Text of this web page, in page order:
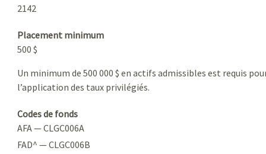
2142
Placement minimum
500 $
Un minimum de 500 000 $ en actifs admissibles est requis
l’application des taux privilégiés.
Codes de fonds
AFA — CLGC006A
FAD^ — CLGC006B